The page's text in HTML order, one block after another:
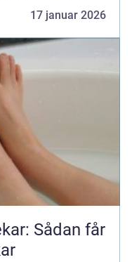
CE-mærkning,
17 januar 2026
Sådan får